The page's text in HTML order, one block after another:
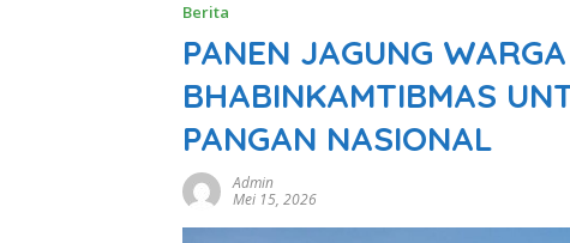
Berita
PANEN JAGUNG
BHABINKAMTIBMAS
PANGAN NASIONAL
Admin
Mei 15, 2026